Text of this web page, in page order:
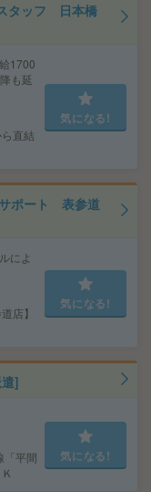
タッフ 日本橋
1700
も延
直結
気になる!
ポート 表参道
によ
店】
気になる!
]
「平間
気になる!